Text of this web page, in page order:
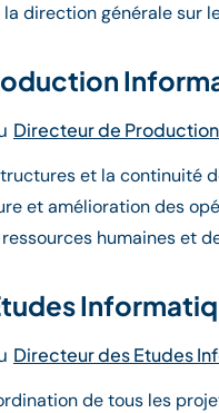
direction générale sur
Directeur de
et la continuité
et amélioration des
humaines et
Directeur des Etudes
de tous les